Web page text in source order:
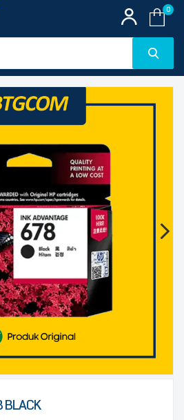
0
🔍
BLACK